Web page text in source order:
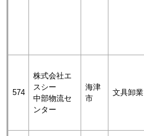
574
株式会社エ
スシー
中部物流セ
ンター
海津
市
文具卸業